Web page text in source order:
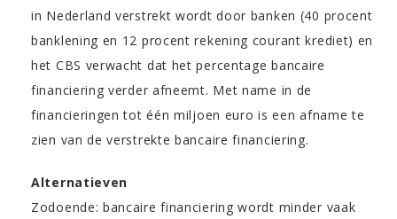
in Nederland verstrekt wordt door banken (40 procent
banklening en 12 procent rekening courant krediet) en
het CBS verwacht dat het percentage bancaire
financiering verder afneemt. Met name in de
financieringen tot één miljoen euro is een afname te
zien van de verstrekte bancaire financiering.
Alternatieven
Zodoende: bancaire financiering wordt minder vaak